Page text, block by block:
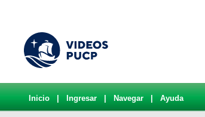
Inicio Ingresar Navegar Ayuda